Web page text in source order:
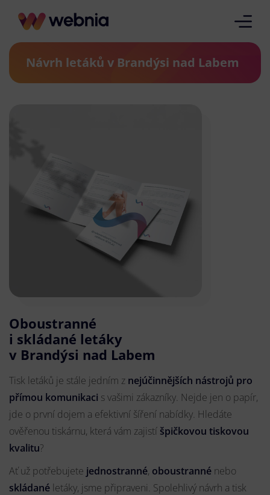
Návrh letáků v Brandýsi nad Labem
Oboustranné
i skládané letáky
v Brandýsi nad Labem
Tisk letáků je stále jedním z nejúčinnějších nástrojů pro
přímou komunikaci s vašimi zákazníky. Nejde jen o papír,
jde o první dojem a efektivní šíření nabídky. Hledáte
ověřenou tiskárnu, která vám zajistí špičkovou tiskovou
kvalitu?
Ať už potřebujete jednostranné, oboustranné nebo
skládané letáky, jsme připraveni. Spolehlivý návrh a tisk